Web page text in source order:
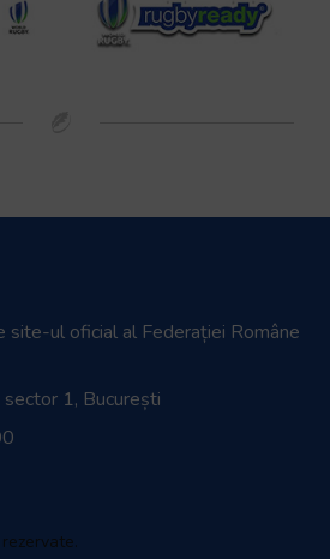
site-ul oficial al Federației Române
1, București